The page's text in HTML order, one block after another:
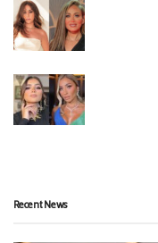
Recent News